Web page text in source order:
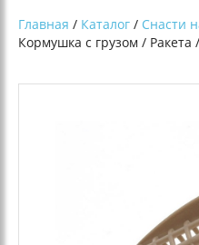
Главная / Каталог / Снасти
Кормушка с грузом / Ракета